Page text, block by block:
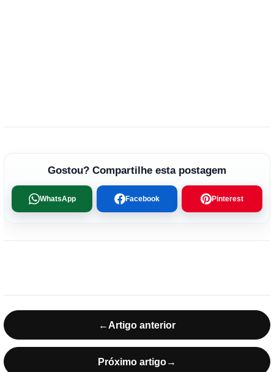
Gostou? Compartilhe esta postagem
WhatsApp Facebook Pinterest
← Artigo anterior
Próximo artigo→